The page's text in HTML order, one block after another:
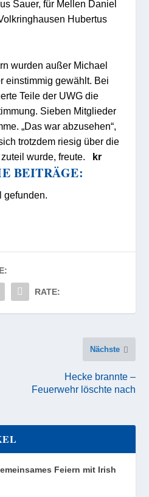
Sauer, für Mellen Daniel
Hubertus
wurden außer Michael
einstimmig gewählt. Bei
Teile der UWG die
Sieben Mitglieder
„Das war abzusehen“,
trotzdem riesig über die
wurde, freute. kr
BEITRÄGE:
RATE:
Nächste
Hecke brannte –
Feuerwehr löschte nach
Feiern mit Irish